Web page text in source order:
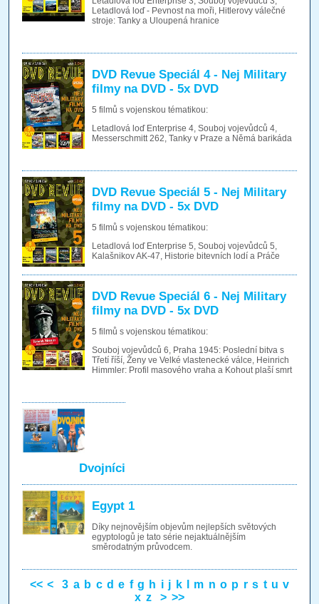
Letadlová loď - Pevnost na moři, Hitlerovy válečné
stroje: Tanky a Uloupená hranice
DVD Revue Speciál 4 - Nej Military
filmy na DVD - 5x DVD
5 filmů s vojenskou tématikou:
Letadlová loď Enterprise 4, Souboj vojevůdců 4,
Messerschmitt 262, Tanky v Praze a Němá barikáda
DVD Revue Speciál 5 - Nej Military
filmy na DVD - 5x DVD
5 filmů s vojenskou tématikou:
Letadlová loď Enterprise 5, Souboj vojevůdců 5,
Kalašnikov AK-47, Historie bitevních lodí a Práče
DVD Revue Speciál 6 - Nej Military
filmy na DVD - 5x DVD
5 filmů s vojenskou tématikou:
Souboj vojevůdců 6, Praha 1945: Poslední bitva s
Třetí říší, Ženy ve Velké vlastenecké válce, Heinrich
Himmler: Profil masového vraha a Kohout plaší smrt
Dvojníci
Egypt 1
Díky nejnovějším objevům nejlepších světových
egyptologů je tato série nejaktuálnějším
směrodatným průvodcem.
<< < 3 a b c d e f g h i j k m n o p r s t u v
x z > >>